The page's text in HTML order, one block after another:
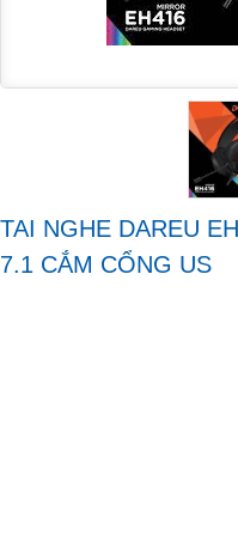
TAI NGHE DAREU
7.1 CẮM CỔNG US